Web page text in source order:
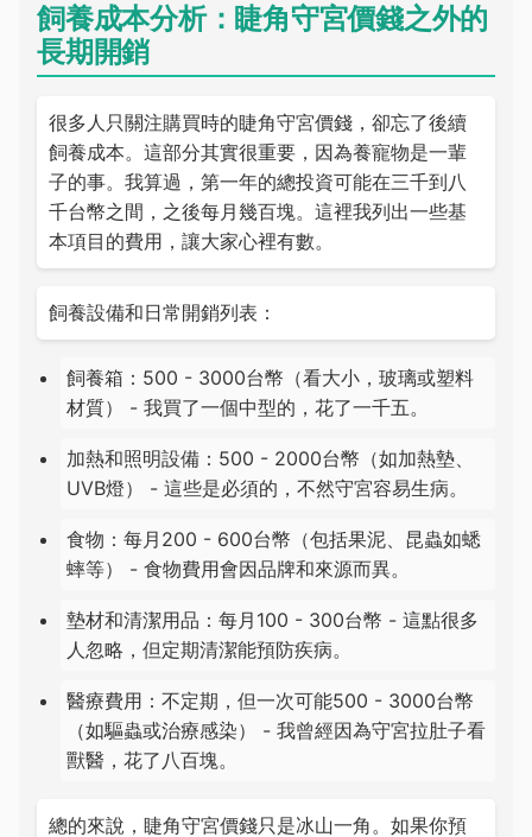
飼養成本分析：睫角守宮價錢之外的
長期開銷
很多人只關注購買時的睫角守宮價錢，卻忘了後續
飼養成本。這部分其實很重要，因為養寵物是一輩
子的事。我算過，第一年的總投資可能在三千到八
千台幣之間，之後每月幾百塊。這裡我列出一些基
本項目的費用，讓大家心裡有數。
飼養設備和日常開銷列表：
飼養箱：500 - 3000台幣（看大小，玻璃或塑料
材質） - 我買了一個中型的，花了一千五。
加熱和照明設備：500 - 2000台幣（如加熱墊、
UVB燈） - 這些是必須的，不然守宮容易生病。
食物：每月200 - 600台幣（包括果泥、昆蟲如蟋
蟀等） - 食物費用會因品牌和來源而異。
墊材和清潔用品：每月100 - 300台幣 - 這點很多
人忽略，但定期清潔能預防疾病。
醫療費用：不定期，但一次可能500 - 3000台幣
（如驅蟲或治療感染） - 我曾經因為守宮拉肚子看
獸醫，花了八百塊。
總的來說，睫角守宮價錢只是冰山一角。如果你預